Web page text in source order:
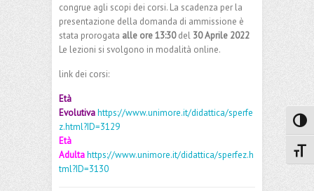
congrue agli scopi dei corsi. La scadenza per la
presentazione della domanda di ammissione è
stata prorogata alle ore 13:30del 30 Aprile 2022
Le lezioni si svolgono in modalità online.
link dei corsi:
Età
Evolutivahttps://www.unimore.it/didattica/sperfe
z.html?ID=3129
Età
Adultahttps://www.unimore.it/didattica/sperfez.h
tml?ID=3130